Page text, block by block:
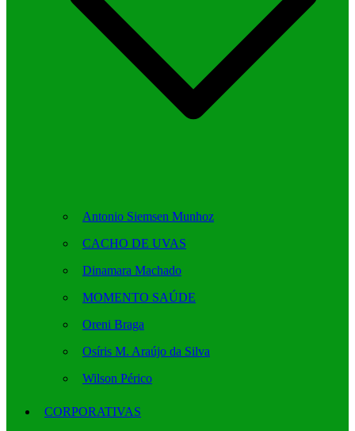
Antonio Siemsen Munhoz
CACHO DE UVAS
Dinamara Machado
MOMENTO SAÚDE
Oreni Braga
Osíris M. Araújo da Silva
Wilson Périco
CORPORATIVAS